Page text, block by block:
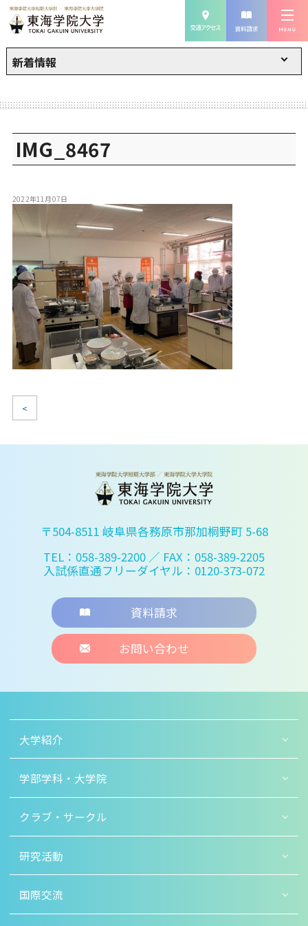
新着情報
IMG_8467
2022年11月07日
<
〒504-8511 岐阜県各務原市那加桐野町 5-68
TEL：058-389-2200 ／ FAX：058-389-2205
入試係直通フリーダイヤル：0120-373-072
資料請求
お問い合わせ
大学紹介
学部学科・大学院
クラブ・サークル
研究活動
国際交流